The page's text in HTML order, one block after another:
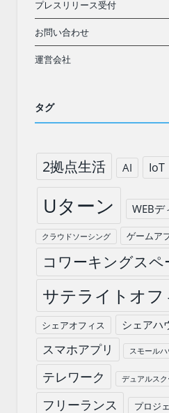
プレスリリース受付
お問い合わせ
運営会社
タグ
2拠点生活 AI IoT
Uターン WEBデ
クラウドソーシング ゲームア
コワーキングスペ
サテライトオフ
シェアオフィス シェアハ
スマホアプリ スモールハ
テレワーク デュアルス
フリーランス プロジ